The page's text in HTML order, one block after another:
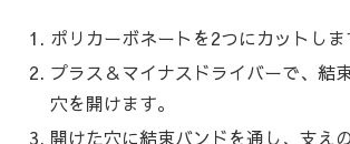
ポリカーボネートを2つにカットしま
プラス＆マイナスドライバーで、結
穴を開けます。
開けた穴に結束バンドを通し、支え